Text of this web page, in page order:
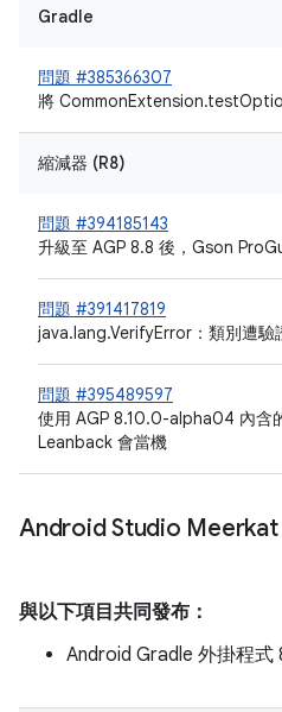
Gradle
問題 #385366307
將
縮減器 (R8)
問題 #394185143
升級至 AGP 8.8 後，Gson
問題 #391417819
java.lang.VerifyError：類別遭驗
問題 #395489597
使用 AGP 8.10.0-alpha04 內含
Leanback 會當機
Android Studio Meerkat
與以下項目共同發布：
Android Gradle 外掛程式